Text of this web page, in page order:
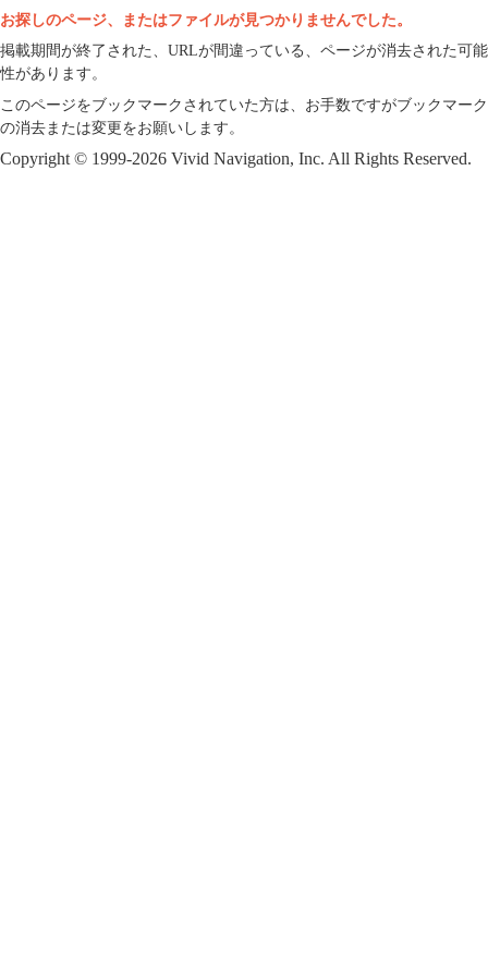
お探しのページ、またはファイルが見つかりませんでした。
掲載期間が終了された、URLが間違っている、ページが消去された可能
性があります。
このページをブックマークされていた方は、お手数ですがブックマーク
の消去または変更をお願いします。
Copyright © 1999-2026 Vivid Navigation, Inc. All Rights Reserved.